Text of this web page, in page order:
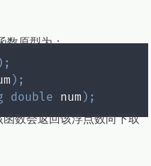
数原型为：
) ;
) ;
double num ) ;
数会返回该浮点数向下取